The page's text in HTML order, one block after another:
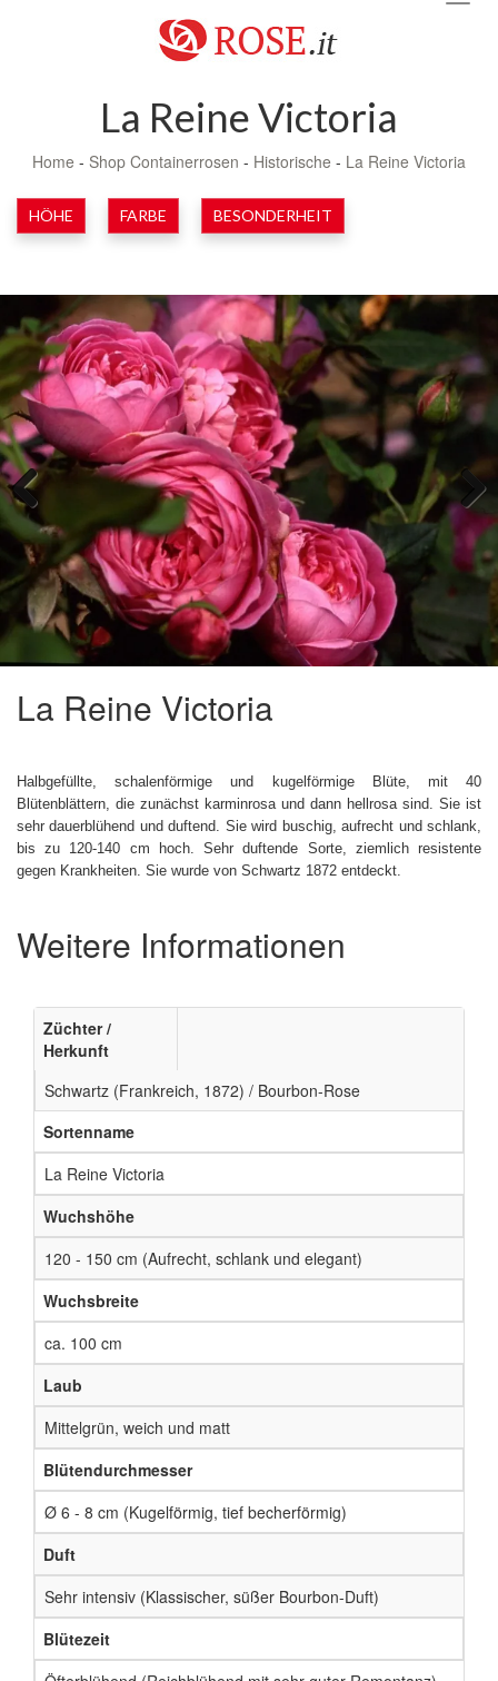
La Reine Victoria
Home - Shop Containerrosen - Historische - La Reine Victoria
HÖHE FARBE BESONDERHEIT
Previous Next
La Reine Victoria
Halbgefüllte, schalenförmige und kugelförmige Blüte, mit 40
Blütenblättern, die zunächst karminrosa und dann hellrosa sind. Sie ist
sehr dauerblühend und duftend. Sie wird buschig, aufrecht und schlank,
bis zu 120-140 cm hoch. Sehr duftende Sorte, ziemlich resistente
gegen Krankheiten. Sie wurde von Schwartz 1872 entdeckt.
Weitere Informationen
Züchter /
Herkunft
Schwartz (Frankreich, 1872) / Bourbon-Rose
Sortenname
La Reine Victoria
Wuchshöhe
120 - 150 cm (Aufrecht, schlank und elegant)
Wuchsbreite
ca. 100 cm
Laub
Mittelgrün, weich und matt
Blütendurchmesser
Ø 6 - 8 cm (Kugelförmig, tief becherförmig)
Duft
Sehr intensiv (Klassischer, süßer Bourbon-Duft)
Blütezeit